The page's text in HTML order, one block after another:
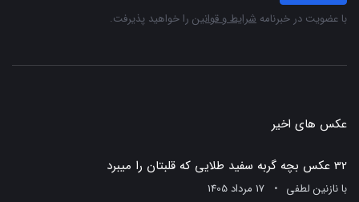
با عضویت در خبرنامه شرایط و قوانین را خواهید پذیرفت.
عکس های اخیر
32 عکس بچه گربه سفید طلایی که قلبتان را میبرد
بانازنین لطفی 17 مرداد 1405